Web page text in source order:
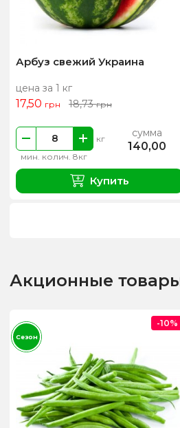
Арбуз свежий Украина
цена за 1 кг
17,50 грн 18,73грн
мин. колич. 8кг
кг сумма
140,00
Купить
Акционные
-10%
Сезон